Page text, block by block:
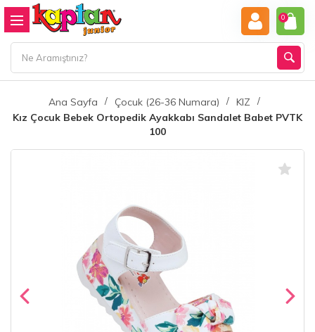
0
Ana Sayfa Çocuk (26-36 Numara)
KIZ
Kız Çocuk Bebek Ortopedik Ayakkabı Sandalet Babet PVTK
100